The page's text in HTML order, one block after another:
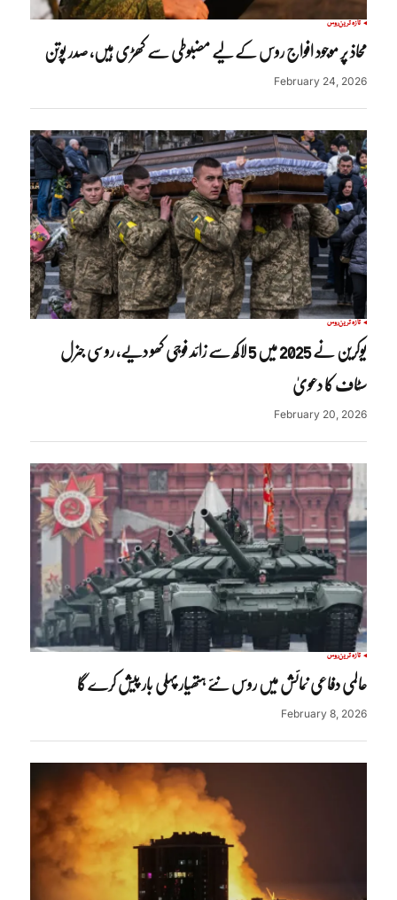
تازہ ترینروس
محاذ پر موجود افواج روس کے لیے مضبوطی سے کھڑی ہیں، صدر پوتن
February 24, 2026
تازہ ترینروس
یوکرین نے 2025 میں 5 لاکھ سے زائد فوجی کھو دیے، روسی جنرل
سٹاف کا دعویٰ
February 20, 2026
تازہ ترینروس
عالمی دفاعی نمائش میں روس نئے ہتھیار پہلی بار پیش کرے گا
February 8, 2026